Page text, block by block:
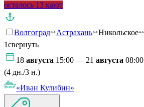
осталось 13 кают
Волгоград Астрахань Никольское
1свернуть
18 августа 15:00 — 21 августа 08:00
(4 дн./3 н.)
«Иван Кулибин»